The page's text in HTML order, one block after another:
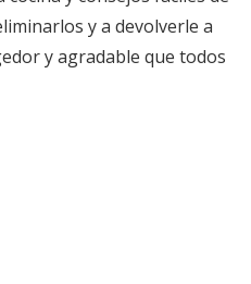
y a devolverle a
y agradable que todos